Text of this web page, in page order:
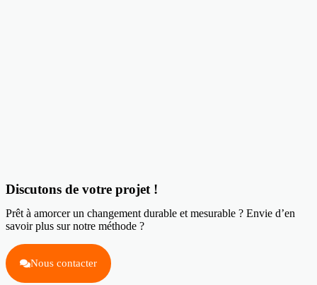
Discutons de votre projet !
Prêt à amorcer un changement durable et mesurable ? Envie d’en
savoir plus sur notre méthode ?
Nous contacter